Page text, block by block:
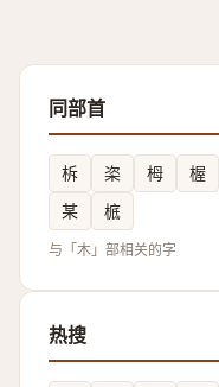
同部首
柝 栥 栂 楃
某
㭽
与「木」部相关的字
热搜